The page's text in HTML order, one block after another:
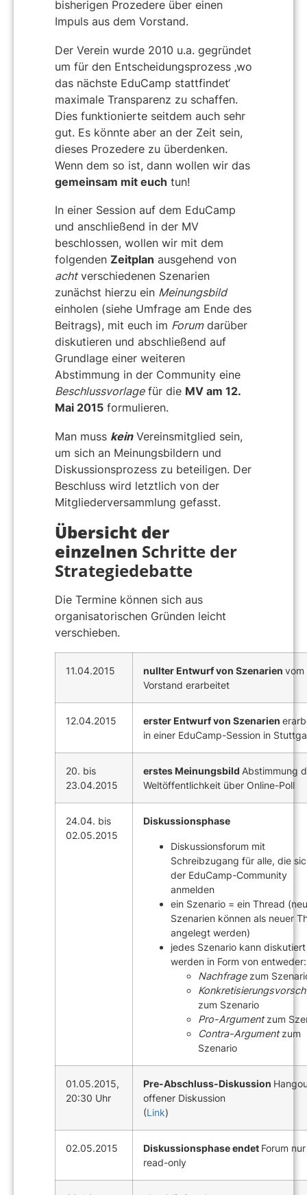
bisherigen Prozedere über einen
Impuls aus dem Vorstand.
Der Verein wurde 2010 u.a. gegründet
um für den Entscheidungsprozess ‚wo
das nächste EduCamp stattfindet‘
maximale Transparenz zu schaffen.
Dies funktionierte seitdem auch sehr
gut. Es könnte aber an der Zeit sein,
dieses Prozedere zu überdenken.
Wenn dem so ist, dann wollen wir das
gemeinsam mit euch tun!
In einer Session auf dem EduCamp
und anschließend in der MV
beschlossen, wollen wir mit dem
folgenden Zeitplan ausgehend von
achtverschiedenen Szenarien
zunächst hierzu ein Meinungsbild
einholen (siehe Umfrage am Ende des
Beitrags), mit euch im Forumdarüber
diskutieren und abschließend auf
Grundlage einer weiteren
Abstimmung in der Community eine
Beschlussvorlagefür die MV am 12.
Mai 2015 formulieren.
Man muss keinVereinsmitglied sein,
um sich an Meinungsbildern und
Diskussionsprozess zu beteiligen. Der
Beschluss wird letztlich von der
Mitgliederversammlung gefasst.
Übersicht der
einzelnen Schritte der
Strategiedebatte
Die Termine können sich aus
organisatorischen Gründen leicht
verschieben.
11.04.2015 nullter Entwurf von Szenarien vom
Vorstand erarbeitet
12.04.2015 erster Entwurf von Szenarien
in einer EduCamp-Session in
20. bis
23.04.2015
erstes Meinungsbild Abstimmung
Weltöffentlichkeit über Online-Poll
24.04. bis
02.05.2015
Diskussionsphase
Diskussionsforum mit
Schreibzugang für alle, die
der EduCamp-Community
anmelden
ein Szenario = ein Thread
Szenarien können als neuer
angelegt werden)
jedes Szenario kann diskutiert
werden in Form von entweder:
Nachfragezum
zum Szenario
Pro-Argumentzum
Contra-Argumentzum
Szenario
01.05.2015,
20:30 Uhr
Pre-Abschluss-Diskussion
offener Diskussion
(Link)
02.05.2015 Diskussionsphase endet Forum
read-only